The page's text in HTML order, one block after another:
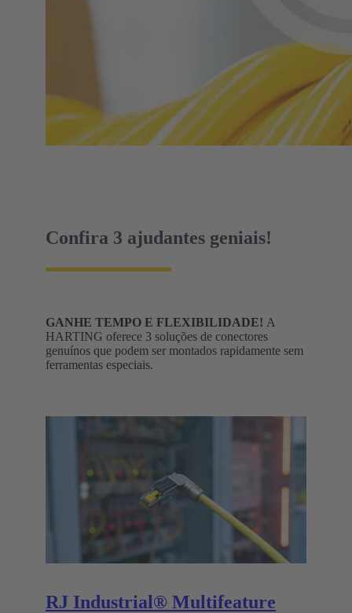
Confira 3 ajudantes geniais!
GANHE TEMPO E FLEXIBILIDADE! A
HARTING oferece 3 soluções de conectores
genuínos que podem ser montados rapidamente sem
ferramentas especiais.
RJ Industrial® Multifeature